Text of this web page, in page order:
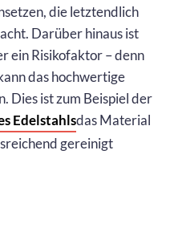
die letztendlich
Darüber hinaus ist
ein Risikofaktor – denn
das hochwertige
Dies ist zum Beispiel der
Edelstahlsdas Material
gereinigt